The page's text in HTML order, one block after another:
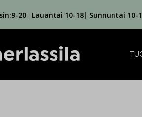
20| Lauantai 10-18| Sunnuntai 10-